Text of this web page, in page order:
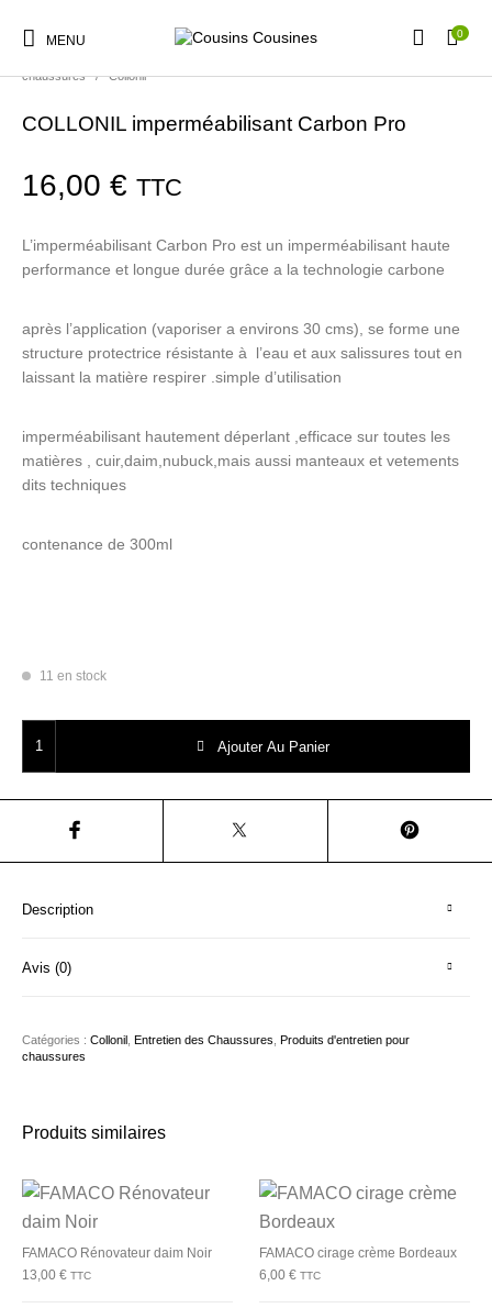
MENU 0
chaussures
/ Collonil
COLLONIL imperméabilisant Carbon Pro
16,00€ TTC
L’imperméabilisant Carbon Pro est un imperméabilisant haute
performance et longue durée grâce a la technologie carbone
après l’application (vaporiser a environs 30 cms), se forme une
structure protectrice résistante à l’eau et aux salissures tout en
laissant la matière respirer .simple d’utilisation
imperméabilisant hautement déperlant ,efficace sur toutes les
matières , cuir,daim,nubuck,mais aussi manteaux et vetements
dits techniques
contenance de 300ml
11 en stock
Ajouter Au Panier
Description
Avis (0)
Catégories :Collonil Entretien des Chaussures
Produits d'entretien pour
chaussures
Produits similaires
FAMACO Rénovateur daim Noir
13,00€ TTC
FAMACO cirage crème Bordeaux
6,00 € TTC